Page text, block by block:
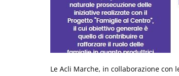
Le Acli Marche, in collaborazione con